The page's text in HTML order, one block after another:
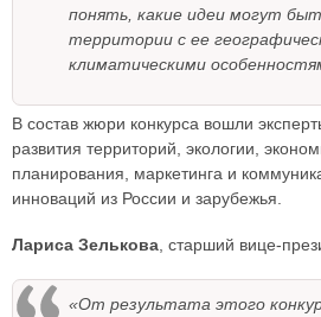
понять, какие идеи могут
территории с ее
климатическими
В состав жюри конкурса вошли
развития территорий, экологии,
планирования, маркетинга и
инноваций из России и зарубежья.
Лариса Зелькова , старший вице-
«От результата этого